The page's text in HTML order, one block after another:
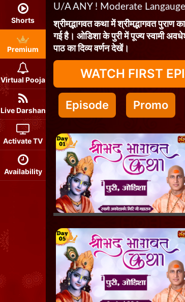
Shorts
Premium
Virtual Pooja
Live Darshan
Activate TV
Availability
U/A ANY ! Moderate
श्रीमद्भागवत कथा में श्रीमद्भागवत पुराण
गई है। ओडिशा के पुरी में पूज्य स्वामी
पाठ का दिव्य वर्णन देखें।
WATCH FIRST
Episode Promo